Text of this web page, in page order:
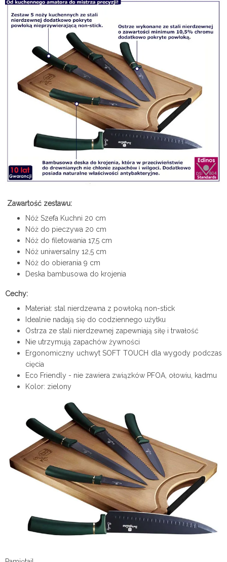
Zawartość zestawu:
Nóż Szefa Kuchni 20 cm
Nóż do pieczywa 20 cm
Nóż do filetowania 17,5 cm
Nóż uniwersalny 12,5 cm
Nóż do obierania 9 cm
Deska bambusowa do krojenia
Cechy:
Materiał: stal nierdzewna z powłoką non-stick
Idealnie nadają się do codziennego użytku
Ostrza ze stali nierdzewnej zapewniają siłę i trwałość
Nie utrzymują zapachów żywności
Ergonomiczny uchwyt SOFT TOUCH dla wygody podczas
cięcia
Eco Friendly - nie zawiera związków PFOA, ołowiu, kadmu
Kolor: zielony